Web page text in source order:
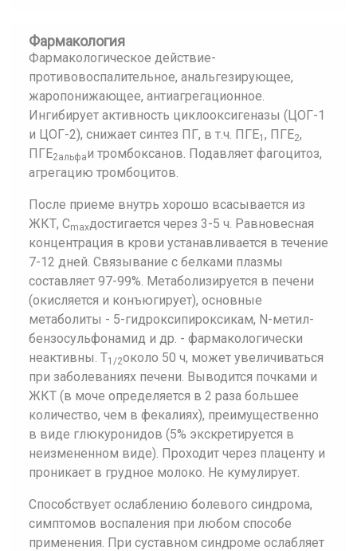
Фармакология
Фармакологическое действие-
противовоспалительное, анальгезирующее,
жаропонижающее, антиагрегационное.
Ингибирует активность циклооксигеназы (ЦОГ-1
и ЦОГ-2), снижает синтез ПГ, в т.ч. ПГЕ1 , ПГЕ2,
ПГЕ2альфаи тромбоксанов. Подавляет фагоцитоз,
агрегацию тромбоцитов.
После приеме внутрь хорошо всасывается из
ЖКТ, Cmaxдостигается через 3-5 ч. Равновесная
концентрация в крови устанавливается в течение
7-12 дней. Связывание с белками плазмы
составляет 97-99%. Метаболизируется в печени
(окисляется и конъюгирует), основные
метаболиты - 5-гидроксипироксикам, N-метил-
бензосульфонамид и др. - фармакологически
неактивны. T1/2около 50 ч, может увеличиваться
при заболеваниях печени. Выводится почками и
ЖКТ (в моче определяется в 2 раза большее
количество, чем в фекалиях), преимущественно
в виде глюкуронидов (5% экскретируется в
неизмененном виде). Проходит через плаценту и
проникает в грудное молоко. Не кумулирует.
Способствует ослаблению болевого синдрома,
симптомов воспаления при любом способе
применения. При суставном синдроме ослабляет